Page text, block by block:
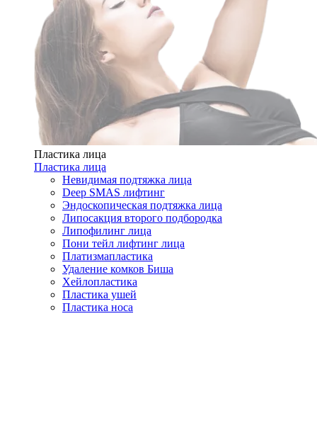
Пластика лица
Пластика лица
Невидимая подтяжка лица
Deep SMAS лифтинг
Эндоскопическая подтяжка лица
Липосакция второго подбородка
Липофилинг лица
Пони тейл лифтинг лица
Платизмапластика
Удаление комков Биша
Хейлопластика
Пластика ушей
Пластика носа